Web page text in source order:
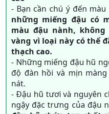
- Bạn cần chú ý đến
những miếng đậu có
màu đậu nành,
vàng vì loại này có thể
thạch cao.
- Những miếng đậu hũ
độ đàn hồi và mịn
nát.
- Đậu hũ tươi và nguyên
ngậy đặc trưng của đậu